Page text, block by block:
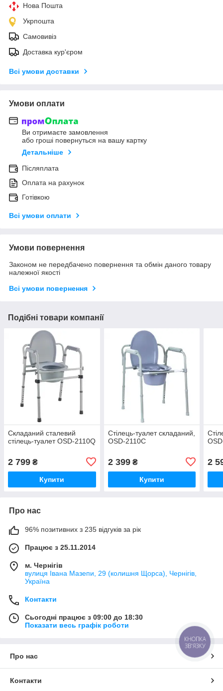
Нова Пошта
Укрпошта
Самовивіз
Доставка кур'єром
Всі умови доставки
Умови оплати
Ви отримаєте замовлення
або гроші повернуться на вашу картку
Детальніше
Післяплата
Оплата на рахунок
Готівкою
Всі умови оплати
Умови повернення
Законом не передбачено повернення та обмін даного товару
належної якості
Всі умови повернення
Подібні товари компанії
Складаний сталевий
стілець-туалет OSD-2110Q
2 799 ₴
Купити
Стілець-туалет складаний,
OSD-2110C
2 399₴
Купити
2
Про нас
96% позитивних з 235 відгуків за рік
Працює з 25.11.2014
м. Чернігів
вулиця Івана Мазепи, 29 (колишня Щорса), Чернігів,
Україна
Контакти
Сьогодні працює з 09:00 до 18:30
Показати весь графік роботи
Про нас
Контакти
КНОПКА
ЗВ'ЯЗКУ